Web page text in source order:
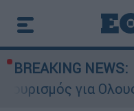
BREAKING NEWS:
για Ολους